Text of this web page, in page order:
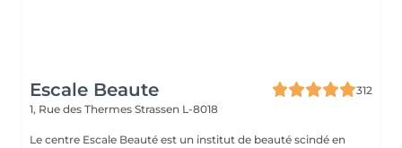
Escale Beaute
312
1, Rue des Thermes Strassen L-8018
Le centre Escale Beauté est un institut de beauté scindé en